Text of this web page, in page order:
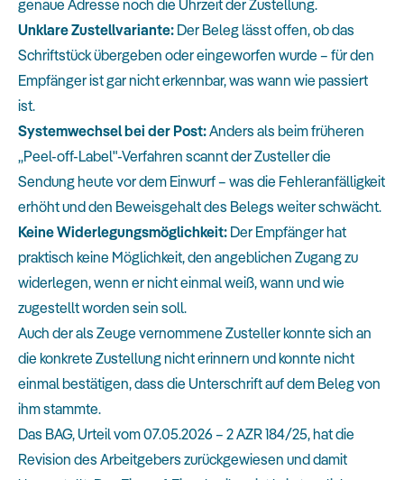
genaue Adresse noch die Uhrzeit der Zustellung.
Unklare Zustellvariante: Der Beleg lässt offen, ob das
Schriftstück übergeben oder eingeworfen wurde – für den
Empfänger ist gar nicht erkennbar, was wann wie passiert
ist.
Systemwechsel bei der Post:Anders als beim früheren
„Peel-off-Label"-Verfahren scannt der Zusteller die
Sendung heute vor dem Einwurf – was die Fehleranfälligkeit
erhöht und den Beweisgehalt des Belegs weiter schwächt.
Keine Widerlegungsmöglichkeit: Der Empfänger hat
praktisch keine Möglichkeit, den angeblichen Zugang zu
widerlegen, wenn er nicht einmal weiß, wann und wie
zugestellt worden sein soll.
Auch der als Zeuge vernommene Zusteller konnte sich an
die konkrete Zustellung nicht erinnern und konnte nicht
einmal bestätigen, dass die Unterschrift auf dem Beleg von
ihm stammte.
Das BAG, Urteil vom 07.05.2026 – 2 AZR 184/25, hat die
Revision des Arbeitgebers zurückgewiesen und damit